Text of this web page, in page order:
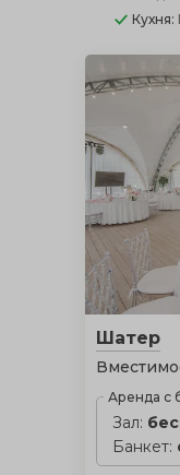
Кухня:
Шатер
Аренда с
Зал:
Банкет: